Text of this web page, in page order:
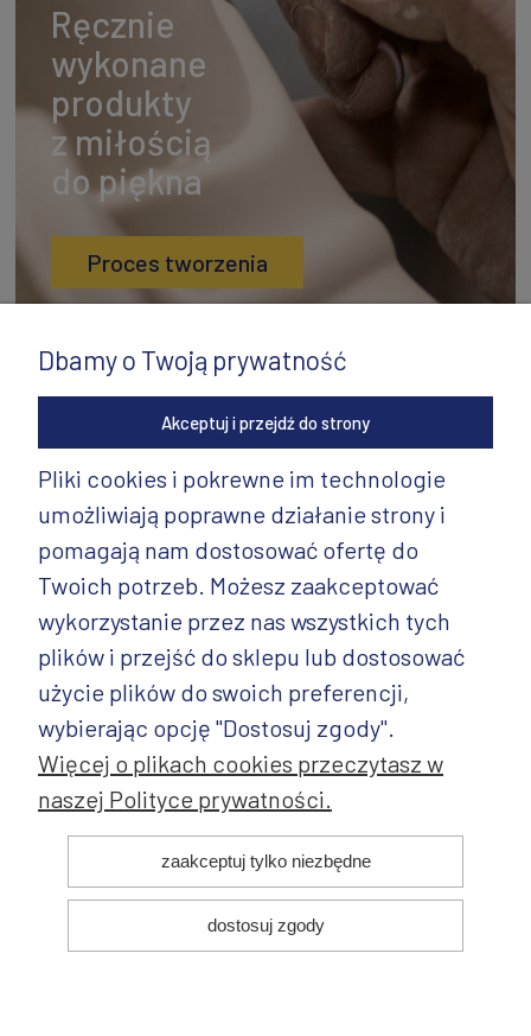
Ręcznie
wykonane
produkty
z miłością
do piękna
Proces tworzenia
INFORMACJE
PRODUKTY CD.
POZOSTAŁE
Dbamy o Twoją prywatność
Akceptuj i przejdź do strony
Pliki cookies i pokrewne im technologie
umożliwiają poprawne działanie strony i
pomagają nam dostosować ofertę do
Twoich potrzeb. Możesz zaakceptować
wykorzystanie przez nas wszystkich tych
plików i przejść do sklepu lub dostosować
użycie plików do swoich preferencji,
wybierając opcję "Dostosuj zgody".
Więcej o plikach cookies przeczytasz w
naszej Polityce prywatności.
zaakceptuj tylko niezbędne
dostosuj zgody